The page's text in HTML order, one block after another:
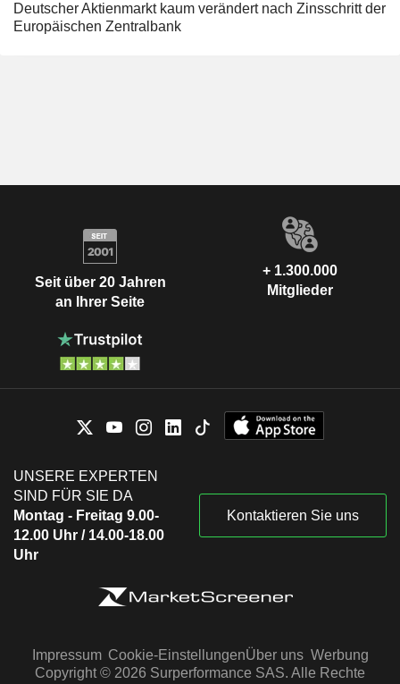
Deutscher Aktienmarkt kaum verändert nach Zinsschritt der
Europäischen Zentralbank
Seit über 20 Jahren
an Ihrer Seite
+ 1.300.000
Mitglieder
UNSERE EXPERTEN
SIND FÜR SIE DA
Montag - Freitag 9.00-
12.00 Uhr / 14.00-18.00
Uhr
Kontaktieren Sie uns
Impressum Cookie-EinstellungenÜber uns Werbung
Copyright © 2026 Surperformance SAS. Alle Rechte